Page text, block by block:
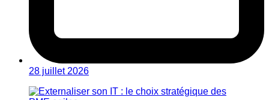
28 juillet 2026